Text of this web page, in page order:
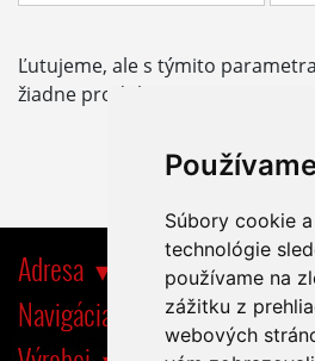
Súbory cookie
technológie
používame na
zážitku z
webových
Ľutujeme, ale s týmito
žiadne produkty.
Adresa
Navigácia